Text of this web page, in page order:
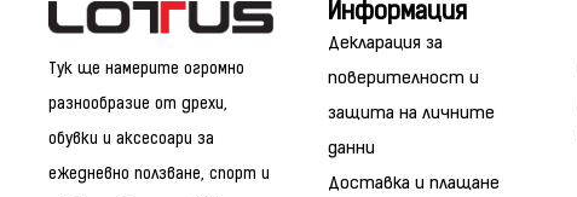
Тук ще намерите огромно
разнообразие от дрехи,
обувки и аксесоари за
ежедневно ползване, спорт и
Информация
Декларация за
поверителност и
защита на личните
данни
Доставка и плащане